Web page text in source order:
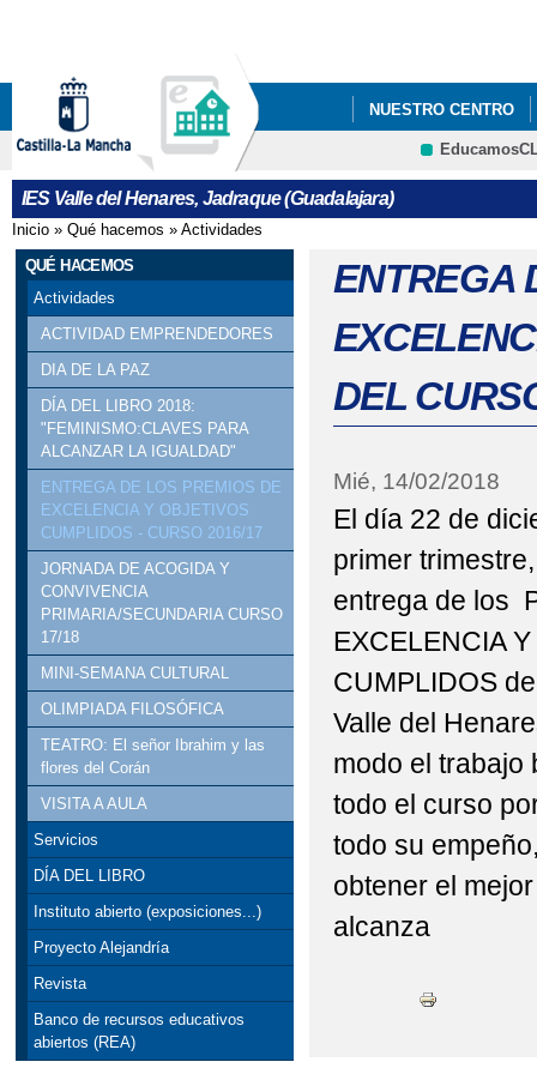
NUESTRO CENTRO
IES Valle del Henares, Jadraque (Guadalajara)
Se encuentra usted aquí
Inicio » Qué hacemos » Actividades
QUÉ HACEMOS
Actividades
ACTIVIDAD EMPRENDEDORES
DIA DE LA PAZ
DÍA DEL LIBRO 2018:
"FEMINISMO:CLAVES PARA
ALCANZAR LA IGUALDAD"
ENTREGA DE LOS PREMIOS DE
EXCELENCIA Y OBJETIVOS
CUMPLIDOS - CURSO 2016/17
JORNADA DE ACOGIDA Y
CONVIVENCIA
PRIMARIA/SECUNDARIA CURSO
17/18
MINI-SEMANA CULTURAL
OLIMPIADA FILOSÓFICA
TEATRO: El señor Ibrahim y las
flores del Corán
VISITA A AULA
Servicios
DÍA DEL LIBRO
Instituto abierto (exposiciones...)
Proyecto Alejandría
Revista
Banco de recursos educativos
abiertos (REA)
ENTREGA
DEL
Mié, 14/02/2018
El día 22 de
primer
entrega de los
EXCELENCIA
CUMPLIDOS
Valle del
modo el trabajo
todo el curso
todo su
obtener el
alcanza